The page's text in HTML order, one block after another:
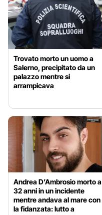
Trovato morto un uomo a
Salerno, precipitato da un
palazzo mentre si
arrampicava
Andrea D’Ambrosio morto a
32 anni in un incidente
mentre andava al mare con
la fidanzata: lutto a